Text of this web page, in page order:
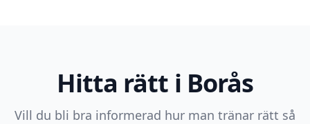
Hitta rätt i Borås
Vill du bli bra informerad hur man tränar rätt så